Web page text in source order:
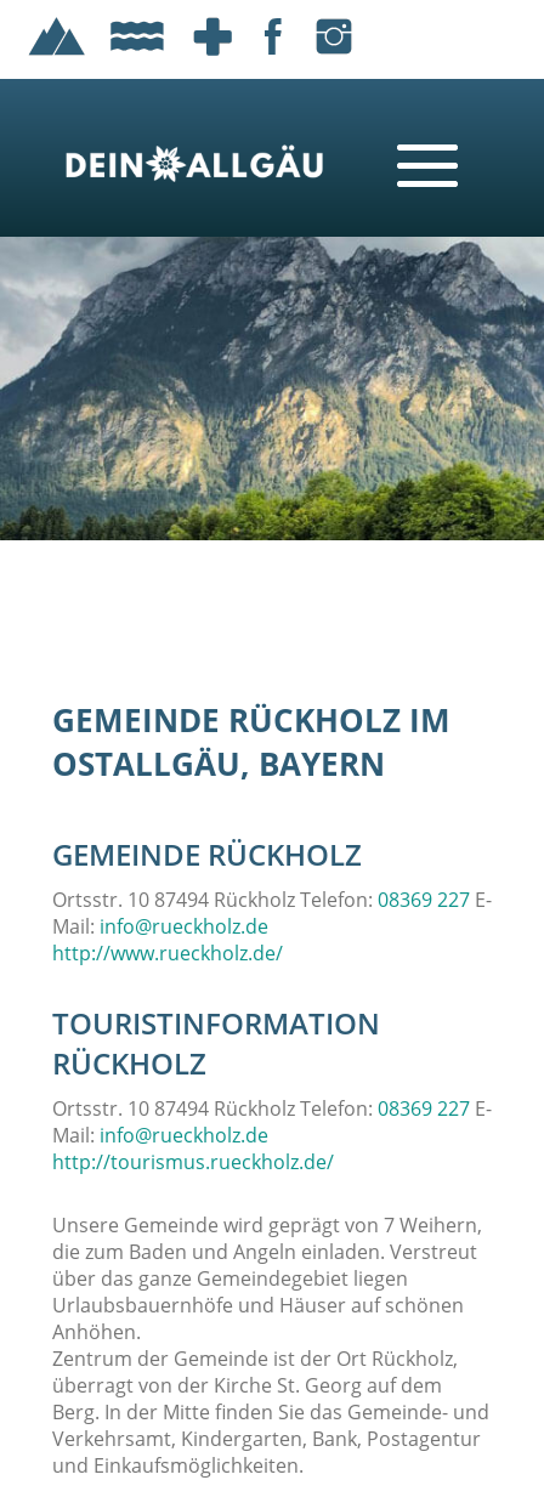
GEMEINDE RÜCKHOLZ IM
OSTALLGÄU, BAYERN
GEMEINDE RÜCKHOLZ
Ortsstr. 10 87494 Rückholz Telefon: 08369 227E-
Mail: info@rueckholz.de
http://www.rueckholz.de/
TOURISTINFORMATION
RÜCKHOLZ
Ortsstr. 10 87494 Rückholz Telefon: 08369 227E-
Mail: info@rueckholz.de
http://tourismus.rueckholz.de/
Unsere Gemeinde wird geprägt von 7 Weihern,
die zum Baden und Angeln einladen. Verstreut
über das ganze Gemeindegebiet liegen
Urlaubsbauernhöfe und Häuser auf schönen
Anhöhen.
Zentrum der Gemeinde ist der Ort Rückholz,
überragt von der Kirche St. Georg auf dem
Berg. In der Mitte finden Sie das Gemeinde- und
Verkehrsamt, Kindergarten, Bank, Postagentur
und Einkaufsmöglichkeiten.